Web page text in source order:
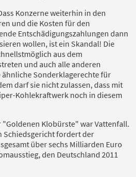
Konzerne weiterhin in den
und die Kosten für den
Entschädigungszahlungen dann
wollen, ist ein Skandal! Die
aus dem
und auch alle anderen
Sonderklagerechte für
darf sie nicht zulassen, dass mit
Kohlekraftwerk noch in diesem
"Goldenen Klobürste" war Vattenfall.
Schiedsgericht fordert der
über sechs Milliarden Euro
den Deutschland 2011